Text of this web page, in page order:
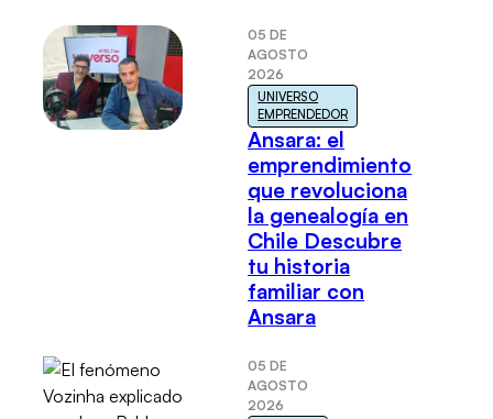
05 DE
AGOSTO
2026
UNIVERSO
EMPRENDEDOR
Ansara: el
emprendimiento
que revoluciona
la genealogía en
Chile Descubre
tu historia
familiar con
Ansara
05 DE
AGOSTO
2026